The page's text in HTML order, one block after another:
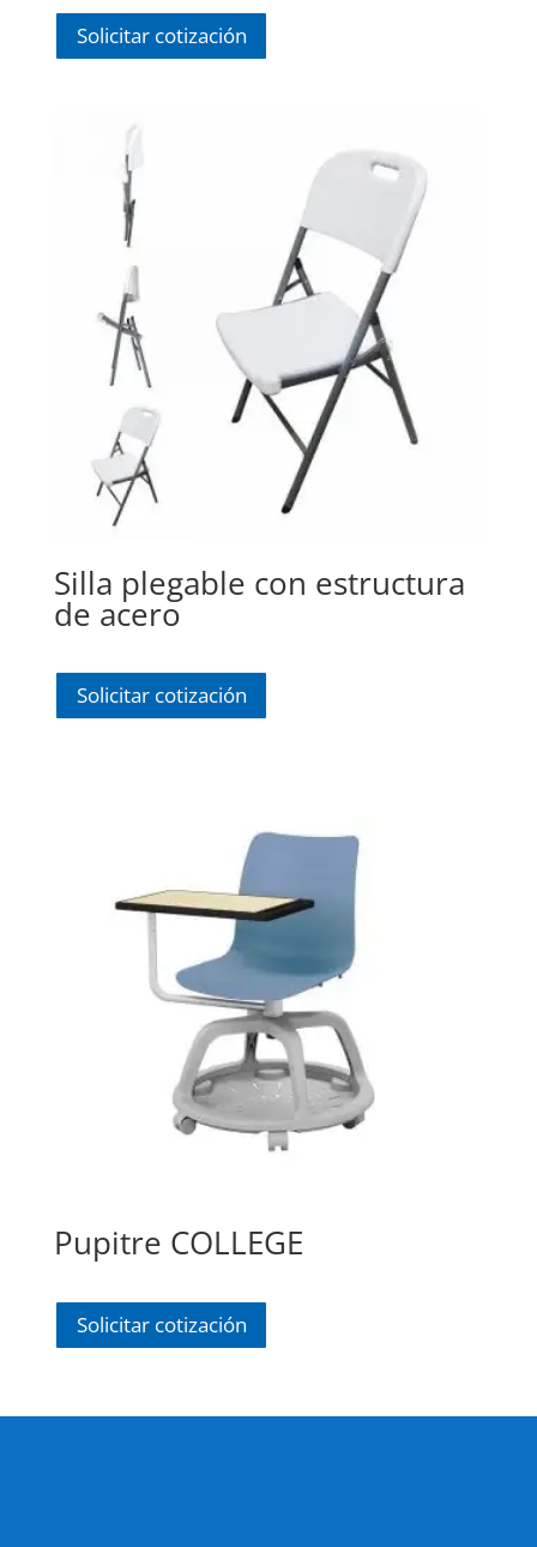
Solicitar cotización
Silla plegable con estructura
de acero
Solicitar cotización
Pupitre COLLEGE
Solicitar cotización